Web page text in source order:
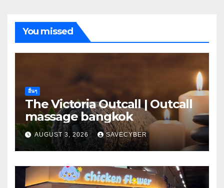
You missed
อื่นๆ
The Victoria Outcall | Outcall
massage bangkok
AUGUST 3, 2026 SAVECYBER